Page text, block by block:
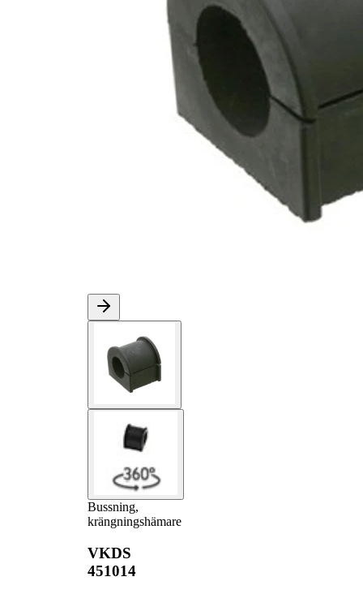
Bussning,
krängningshämare
VKDS
451014